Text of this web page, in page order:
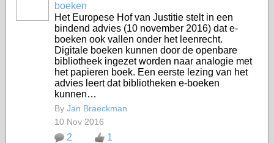
boeken
Het Europese Hof van Justitie stelt in een
bindend advies (10 november 2016) dat e-
boeken ook vallen onder het leenrecht.
Digitale boeken kunnen door de openbare
bibliotheek ingezet worden naar analogie met
het papieren boek. Een eerste lezing van het
advies leert dat bibliotheken e-boeken
kunnen…
By Jan Braeckman
10 Nov 2016
2 1